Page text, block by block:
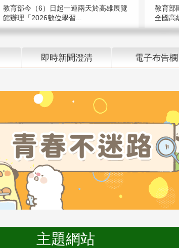
教育部今（6）日起一連兩天於高雄展覽
館辦理「2026數位學習...
教育部
全國高
即時新聞澄清 電子布告欄
主題網站